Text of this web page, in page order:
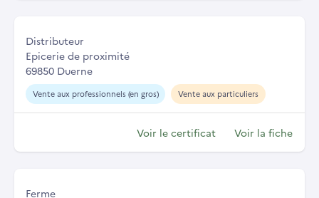
Distributeur
Epicerie de proximité
69850 Duerne
Vente aux professionnels (en gros) Vente aux particuliers
Voir le certificat Voir la fiche
Ferme